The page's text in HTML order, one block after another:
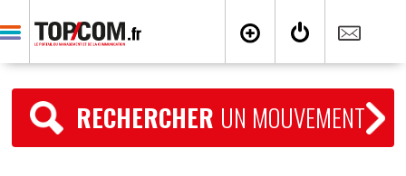
RECHERCHER UN MOUVEMENT